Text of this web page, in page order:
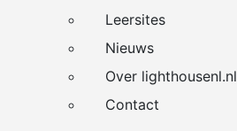
Leersites
Nieuws
Over lighthousenl.nl
Contact